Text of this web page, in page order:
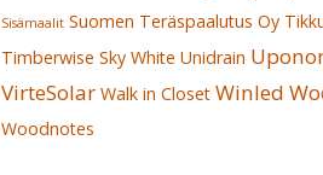
Sisämaalit Suomen Teräspaalutus Oy
Timberwise Sky White Unidrain
VirteSolar Walk in Closet Winled
Woodnotes